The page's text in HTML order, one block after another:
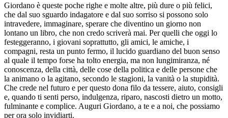
Giordano è queste poche righe e molte altre, più dure o più felici,
che dal suo sguardo indagatore e dal suo sorriso si possono solo
intravedere, immaginare, sperare che diventino un giorno non
lontano un libro, che non credo scriverà mai. Per quelli che oggi lo
festeggeranno, i giovani soprattutto, gli amici, le amiche, i
compagni, resta un punto fermo, il lucido guardiano del buon senso
al quale il tempo forse ha tolto energia, ma non lungimiranza, né
conoscenza, della città, delle cose della politica e delle persone che
la animano o la agitano, secondo le stagioni, la vanità o la stupidità.
Che crede nel futuro e per questo dona filo da tessere, aiuto, consigli
e, quando ti senti perso, indulgenza, riparo, nascosti dietro un motto,
fulminante e complice. Auguri Giordano, a te e a noi, che possiamo
per ora solo invidiarti.